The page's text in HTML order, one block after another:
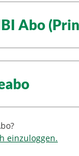
Abo
einzuloggen.